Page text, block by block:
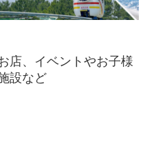
店、イベントやお子様
設など